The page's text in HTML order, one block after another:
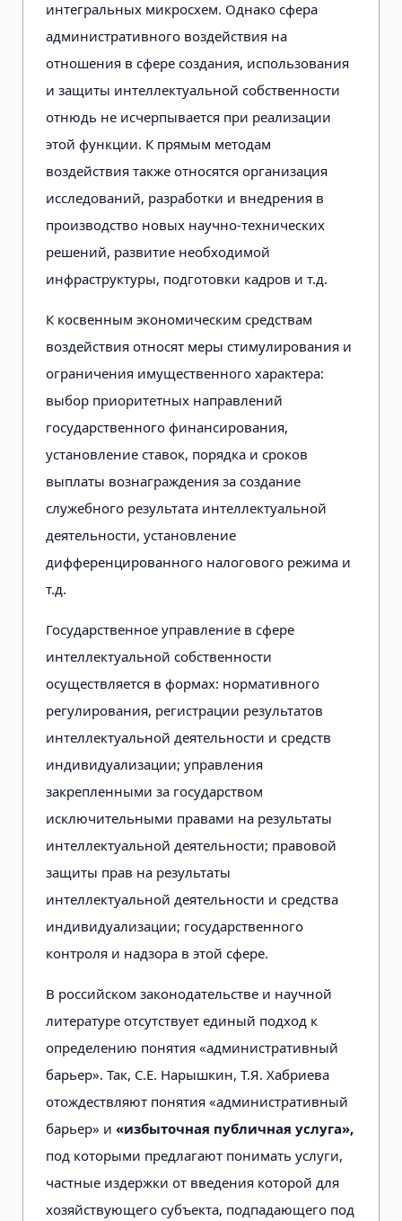
интегральных микросхем. Однако сфера
административного воздействия на
отношения в сфере создания, использования
и защиты интеллектуальной собственности
отнюдь не исчерпывается при реализации
этой функции. К прямым методам
воздействия также относятся организация
исследований, разработки и внедрения в
производство новых научно-технических
решений, развитие необходимой
инфраструктуры, подготовки кадров и т.д.
К косвенным экономическим средствам
воздействия относят меры стимулирования и
ограничения имущественного характера:
выбор приоритетных направлений
государственного финансирования,
установление ставок, порядка и сроков
выплаты вознаграждения за создание
служебного результата интеллектуальной
деятельности, установление
дифференцированного налогового режима и
т.д.
Государственное управление в сфере
интеллектуальной собственности
осуществляется в формах: нормативного
регулирования, регистрации результатов
интеллектуальной деятельности и средств
индивидуализации; управления
закрепленными за государством
исключительными правами на результаты
интеллектуальной деятельности; правовой
защиты прав на результаты
интеллектуальной деятельности и средства
индивидуализации; государственного
контроля и надзора в этой сфере.
В российском законодательстве и научной
литературе отсутствует единый подход к
определению понятия «административный
барьер». Так, С.Е. Нарышкин, Т.Я. Хабриева
отождествляют понятия «административный
барьер» и «избыточная публичная услуга»,
под которыми предлагают понимать услуги,
частные издержки от введения которой для
хозяйствующего субъекта, подпадающего под